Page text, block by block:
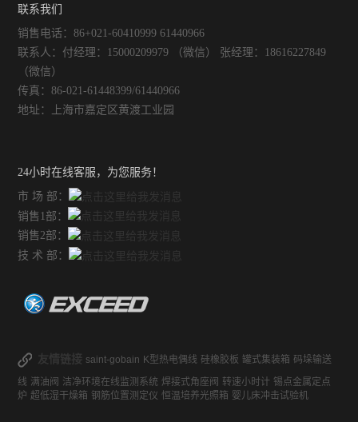
联系我们
销售电话：86+021-60410999 61440966
联系人：付经理：15000209979 （微信） 张经理：18616227849
（微信）
传真：86-021-61448399/61440966
地址：上海市嘉定区黄渡工业园
24小时在线客服，为您服务！
市 场 部：
销售1部：
销售2部：
技 术 部：
友情链接 saint-gobain K型热电偶线 硅橡胶板 罐式集装箱 码垛输送
线 满油阀 洁净环境在线监测系统 焊接式角座阀 转速小时计 锡点金属定点
炉 超低湿干燥箱 钢筋位置测定仪 恒温培养光照箱 婴儿床冲击试验机